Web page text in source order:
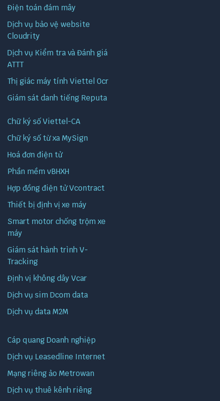
Điện toán đám mây
Dịch vụ bảo vệ website
Cloudrity
Dịch vụ Kiểm tra và Đánh giá
ATTT
Thị giác máy tính Viettel Ocr
Giám sát danh tiếng Reputa
Chữ ký số Viettel-CA
Chữ ký số từ xa MySign
Hoá đơn điện tử
Phần mềm vBHXH
Hợp đồng điện tử Vcontract
Thiết bị định vị xe máy
Smart motor chống trộm xe
máy
Giám sát hành trình V-
Tracking
Định vị không dây Vcar
Dịch vụ sim Dcom data
Dịch vụ data M2M
Cáp quang Doanh nghiệp
Dịch vụ Leasedline Internet
Mạng riêng ảo Metrowan
Dịch vụ thuê kênh riêng